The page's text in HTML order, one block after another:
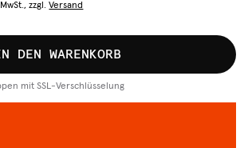
MwSt., zzgl. Versand
DEN WARENKORB
mit SSL-Verschlüsselung